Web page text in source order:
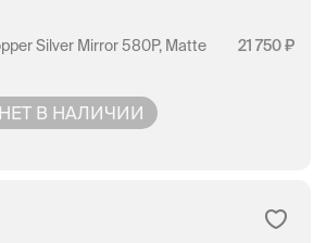
Silver Mirror 580P, Matte
21 750
НЕТ В НАЛИЧИИ